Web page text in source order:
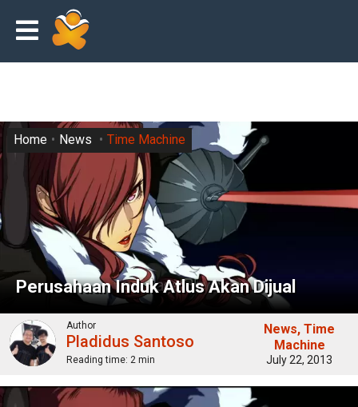
Perusahaan Induk Atlus Akan Dijual
Home News Time Machine
Author
Pladidus Santoso
Reading time: 2 min
News Time
Machine
July 22, 2013